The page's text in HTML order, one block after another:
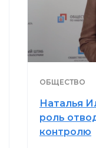
ОБЩЕСТВО
Наталья
роль
контролю